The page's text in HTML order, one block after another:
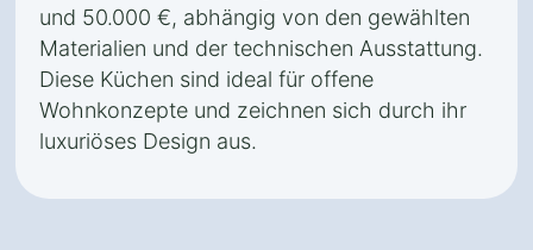
und 50.000 €, abhängig von den gewählten
Materialien und der technischen Ausstattung.
Diese Küchen sind ideal für offene
Wohnkonzepte und zeichnen sich durch ihr
luxuriöses Design aus.